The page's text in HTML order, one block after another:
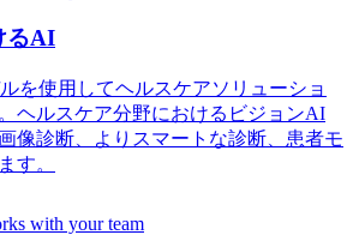
るAI
を使用してヘルスケアソリューショ
ヘルスケア分野におけるビジョンAI
像診断、よりスマートな診断、患者モ
す。